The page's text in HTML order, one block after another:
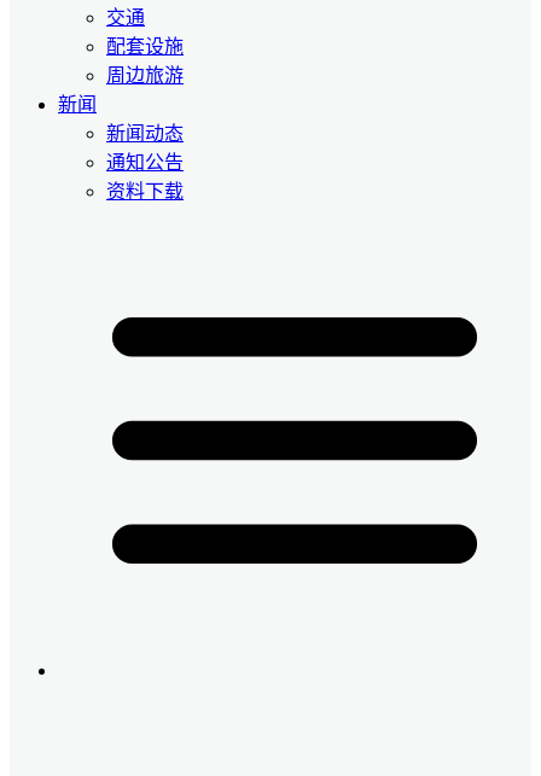
交通
配套设施
周边旅游
新闻
新闻动态
通知公告
资料下载